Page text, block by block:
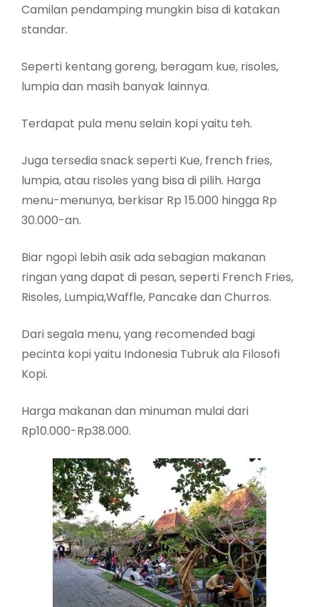
Camilan pendamping mungkin bisa di katakan
standar.
Seperti kentang goreng, beragam kue, risoles,
lumpia dan masih banyak lainnya.
Terdapat pula menu selain kopi yaitu teh.
Juga tersedia snack seperti Kue, french fries,
lumpia, atau risoles yang bisa di pilih. Harga
menu-menunya, berkisar Rp 15.000 hingga Rp
30.000-an.
Biar ngopi lebih asik ada sebagian makanan
ringan yang dapat di pesan, seperti French Fries,
Risoles, Lumpia,Waffle, Pancake dan Churros.
Dari segala menu, yang recomended bagi
pecinta kopi yaitu Indonesia Tubruk ala Filosofi
Kopi.
Harga makanan dan minuman mulai dari
Rp10.000-Rp38.000.